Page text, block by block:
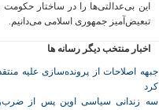
این بی‌عدالتی‌ها را در ساختار حکومت
تبعیض‌آمیز جمهوری اسلامی می‌دانیم.
اخبار منتخب دیگر رسانه ها
جبهه اصلاحات از پرونده‌سازی علیه
کرد
سه زندانی سیاسی اوین پس از